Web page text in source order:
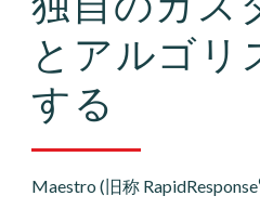
とアルゴリ
する
Maestro (旧称 RapidResponse